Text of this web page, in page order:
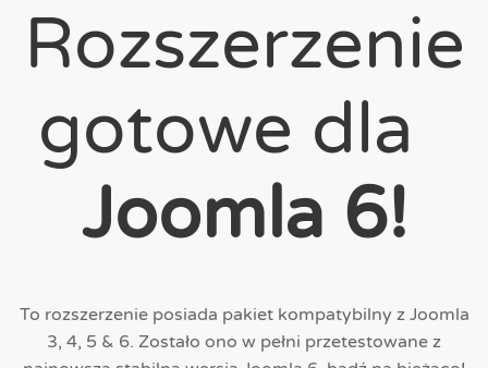
Rozszerzenie
gotowe dla
Joomla 6!
To rozszerzenie posiada pakiet kompatybilny z Joomla
3, 4, 5 & 6. Zostało ono w pełni przetestowane z